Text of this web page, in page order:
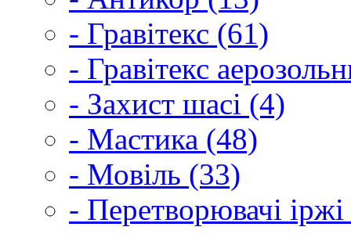
- Гравітекс (61)
- Гравітекс
- Захист шасі (4)
- Мастика (48)
- Мовіль (33)
- Перетворювачі